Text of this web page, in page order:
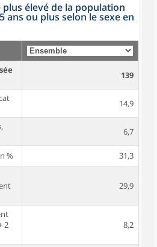
plus élevé de la population
ans ou plus selon le sexe en
139
14,9
6,7
%
31,3
29,9
2
8,2